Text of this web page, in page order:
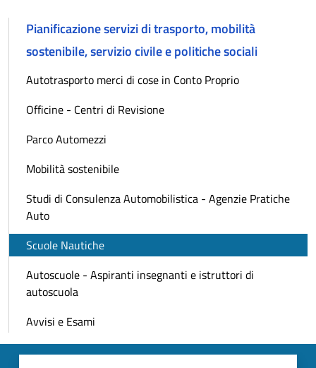
Pianificazione servizi di trasporto, mobilità
sostenibile, servizio civile e politiche sociali
Autotrasporto merci di cose in Conto Proprio
Officine - Centri di Revisione
Parco Automezzi
Mobilità sostenibile
Studi di Consulenza Automobilistica - Agenzie Pratiche
Auto
Scuole Nautiche
Autoscuole - Aspiranti insegnanti e istruttori di
autoscuola
Avvisi e Esami